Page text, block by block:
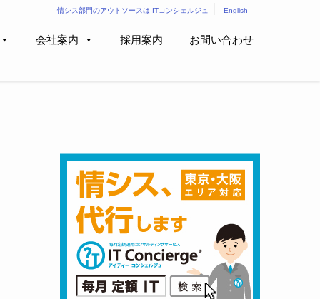
会社案内 採用案内 お問い合わせ
情シス部門のアウトソースは ITコンシェルジュ English